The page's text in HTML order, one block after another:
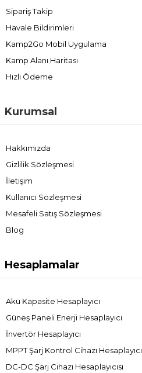
Sipariş Takip
Havale Bildirimleri
Kamp2Go Mobil Uygulama
Kamp Alanı Haritası
Hızlı Ödeme
Kurumsal
Hakkımızda
Gizlilik Sözleşmesi
İletişim
Kullanıcı Sözleşmesi
Mesafeli Satış Sözleşmesi
Blog
Hesaplamalar
Akü Kapasite Hesaplayıcı
Güneş Paneli Enerji Hesaplayıcı
İnvertör Hesaplayıcı
MPPT Şarj Kontrol Cihazı Hesaplayıcı
DC-DC Şarj Cihazı Hesaplayıcısı